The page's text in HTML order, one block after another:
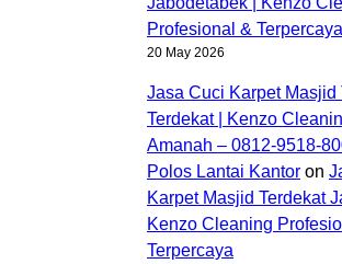
Profesional & Terpercaya
20 May 2026
Jasa Cuci Karpet Masjid
Terdekat | Kenzo
Amanah – 0812-9518-
Polos Lantai Kantor on
Karpet Masjid Terdekat
Kenzo Cleaning
Terpercaya